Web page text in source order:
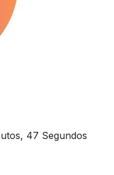
47 Segundos